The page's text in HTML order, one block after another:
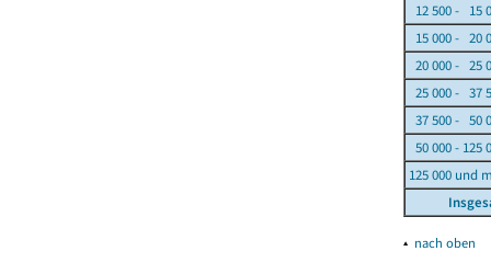
12 500 - 15
15 000 - 20
20 000 - 25
25 000 - 37
37 500 - 50
50 000 - 125
125 000 und
▴ nach oben